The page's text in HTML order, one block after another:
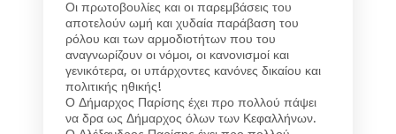
Οι πρωτοβουλίες και οι παρεμβάσεις του
αποτελούν ωμή και χυδαία παράβαση του
ρόλου και των αρμοδιοτήτων που του
αναγνωρίζουν οι νόμοι, οι κανονισμοί και
γενικότερα, οι υπάρχοντες κανόνες δικαίου και
πολιτικής ηθικής!
Ο Δήμαρχος Παρίσης έχει προ πολλού πάψει
να δρα ως Δήμαρχος όλων των Κεφαλλήνων.